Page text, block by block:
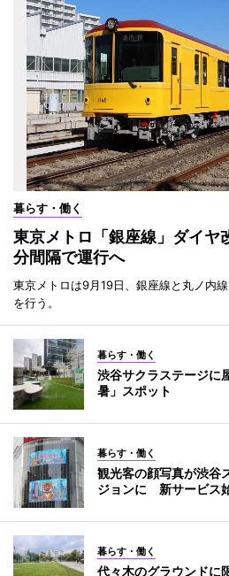
暮らす・働く
東京メトロ「銀座線」ダイ
分間隔で運行へ
東京メトロは9月19日、銀座線と丸ノ内
を行う。
暮らす・働く
渋谷サクラステージに
暑」スポット
暮らす・働く
観光客の顔写真が渋谷
ジョンに 新サービス
暮らす・働く
代々木のグラウンド